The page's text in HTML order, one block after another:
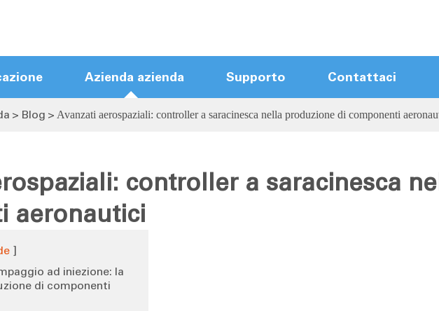
e
Controller Hot Runner Touch Screen
Controller compatto Hot Runner
Nuovo Controller di arrivo
Azienda azienda Supporto Contattaci
Blog Avanzati aerospaziali: controller a saracinesca nella produzione di componenti
controller a saracinesca
aeronautici
]
ad iniezione: la
di componenti